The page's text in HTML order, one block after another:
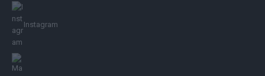
Instagram